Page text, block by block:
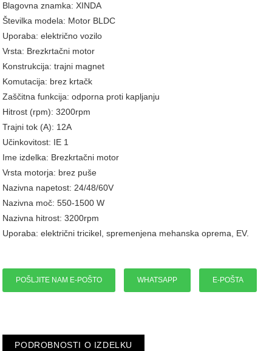
Blagovna znamka: XINDA
Številka modela: Motor BLDC
Uporaba: električno vozilo
Vrsta: Brezkrtačni motor
Konstrukcija: trajni magnet
Komutacija: brez krtačk
Zaščitna funkcija: odporna proti kapljanju
Hitrost (rpm): 3200rpm
Trajni tok (A): 12A
Učinkovitost: IE 1
Ime izdelka: Brezkrtačni motor
Vrsta motorja: brez puše
Nazivna napetost: 24/48/60V
Nazivna moč: 550-1500 W
Nazivna hitrost: 3200rpm
Uporaba: električni tricikel, spremenjena mehanska oprema, EV.
POŠLJITE NAM E-POŠTO WHATSAPP E-POŠTA
PODROBNOSTI O IZDELKU